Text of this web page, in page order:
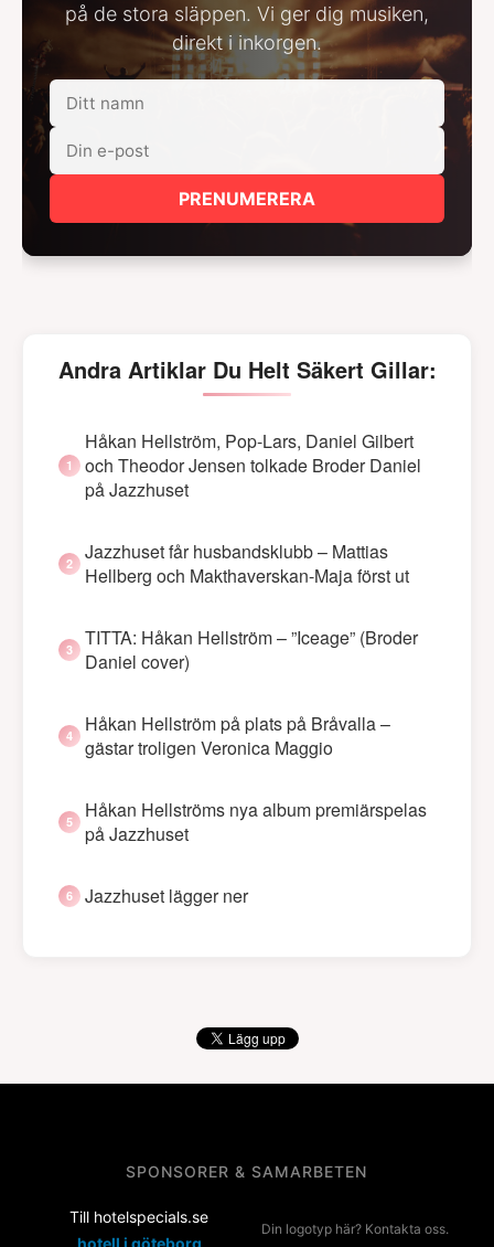
på de stora släppen. Vi ger dig musiken,
direkt i inkorgen.
PRENUMERERA
Andra Artiklar Du Helt Säkert Gillar:
Håkan Hellström, Pop-Lars, Daniel Gilbert
och Theodor Jensen tolkade Broder Daniel
på Jazzhuset
Jazzhuset får husbandsklubb – Mattias
Hellberg och Makthaverskan-Maja först ut
TITTA: Håkan Hellström – ”Iceage” (Broder
Daniel cover)
Håkan Hellström på plats på Bråvalla –
gästar troligen Veronica Maggio
Håkan Hellströms nya album premiärspelas
på Jazzhuset
Jazzhuset lägger ner
SPONSORER & SAMARBETEN
Till hotelspecials.se
hotell i göteborg
Din logotyp här? Kontakta oss.